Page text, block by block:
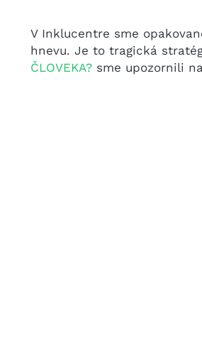
V Inklucentre sme
hnevu. Je to tragická
ČLOVEKA?sme upozornili